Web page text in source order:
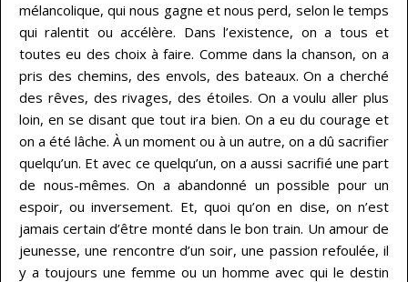
mélancolique, qui nous gagne et nous perd, selon le temps
qui ralentit ou accélère. Dans l’existence, on a tous et
toutes eu des choix à faire. Comme dans la chanson, on a
pris des chemins, des envols, des bateaux. On a cherché
des rêves, des rivages, des étoiles. On a voulu aller plus
loin, en se disant que tout ira bien. On a eu du courage et
on a été lâche. À un moment ou à un autre, on a dû sacrifier
quelqu’un. Et avec ce quelqu’un, on a aussi sacrifié une part
de nous-mêmes. On a abandonné un possible pour un
espoir, ou inversement. Et, quoi qu’on en dise, on n’est
jamais certain d’être monté dans le bon train. Un amour de
jeunesse, une rencontre d’un soir, une passion refoulée, il
y a toujours une femme ou un homme avec qui le destin